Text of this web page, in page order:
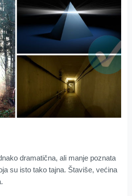
dramatična, ali manje poznata
su isto tako tajna. Štaviše, većina